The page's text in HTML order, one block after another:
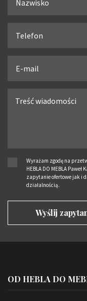
Wyrażam zgodę na
HEBLA DO MEBLA
zapytanie ofertowe jak i
działalnością.
OD HEBLA DO